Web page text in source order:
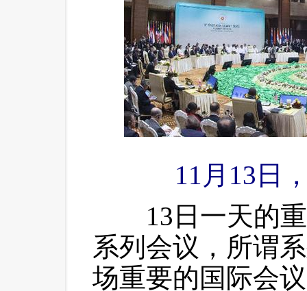
11月13日
13日一天的重
系列会议，所谓
场重要的国际会